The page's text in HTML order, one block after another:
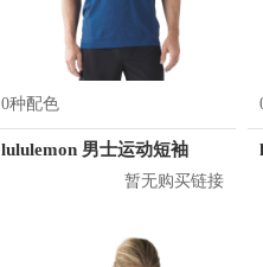
0种配色
lululemon 男士运动短袖
暂无购买链接